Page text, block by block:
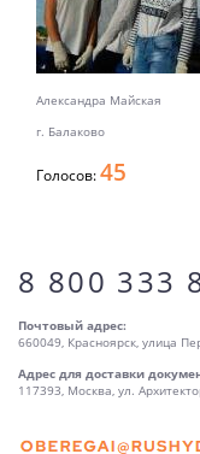
Александра Майская
г. Балаково
Голосов:45
8 800 333
Почтовый адрес:
660049, Красноярск, улица
Адрес для доставки
117393, Москва, ул.